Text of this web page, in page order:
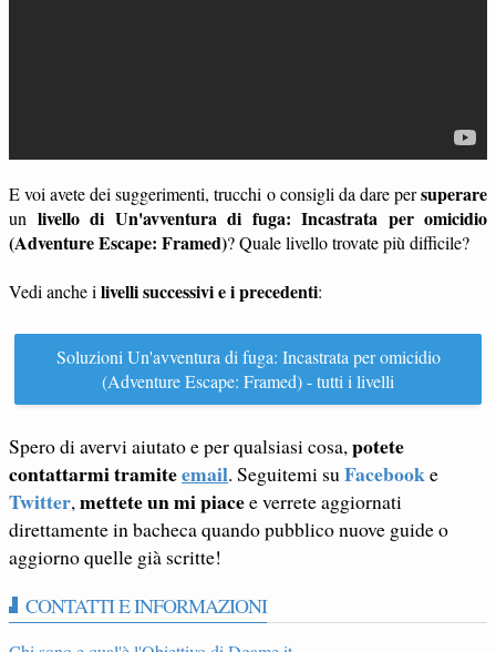
E voi avete dei suggerimenti, trucchi o consigli da dare persuperare
un livello di Un'avventura di fuga: Incastrata per omicidio
(Adventure Escape: Framed)? Quale livello trovate più difficile?
Vedi anche i livelli successivi e i precedenti:
Soluzioni Un'avventura di fuga: Incastrata per omicidio
(Adventure Escape: Framed) - tutti i livelli
Spero di avervi aiutato e per qualsiasi cosa,potete
contattarmi tramiteemail. Seguitemi suFacebooke
Twitter,mettete un mi piacee verrete aggiornati
direttamente in bacheca quando pubblico nuove guide o
aggiorno quelle già scritte!
CONTATTI E INFORMAZIONI